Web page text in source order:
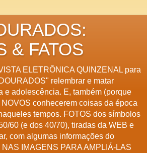
& FATOS
ELETRÔNICA QUINZENAL para
relembrar e matar
e adolescência. E, também (porque
conhecerem coisas da época
tempos. FOTOS dos símbolos
60 (e dos 40/70), tiradas da WEB e
com algumas informações do
IMAGENS PARA AMPLIÁ-LAS